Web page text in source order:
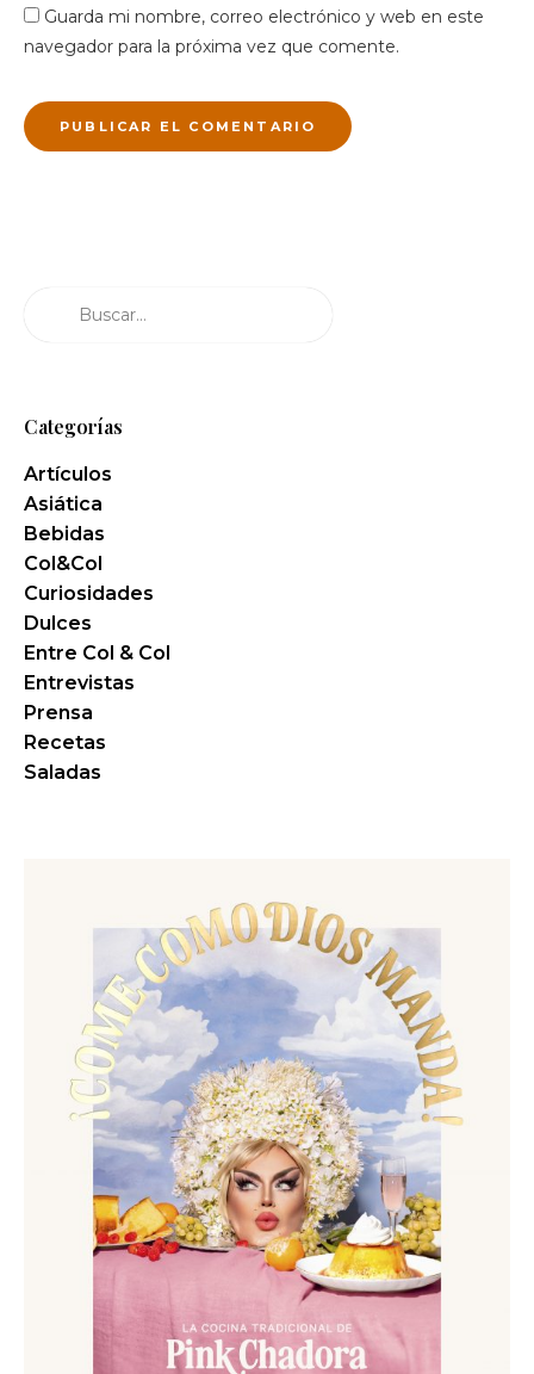
Guarda mi nombre, correo electrónico y web en este
navegador para la próxima vez que comente.
Categorías
Artículos
Asiática
Bebidas
Col&Col
Curiosidades
Dulces
Entre Col & Col
Entrevistas
Prensa
Recetas
Saladas